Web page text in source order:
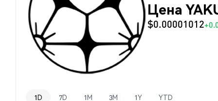
Цена
$0.00001012
1D 7D 1M 3M 1Y YTD